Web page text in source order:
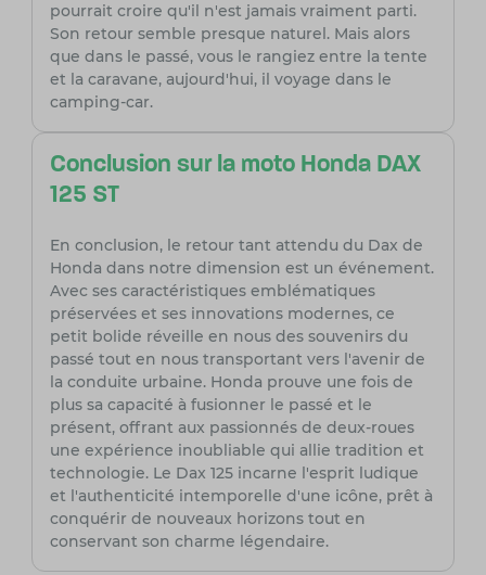
pourrait croire qu'il n'est jamais vraiment parti.
Son retour semble presque naturel. Mais alors
que dans le passé, vous le rangiez entre la tente
et la caravane, aujourd'hui, il voyage dans le
camping-car.
Conclusion sur la moto Honda DAX
125 ST
En conclusion, le retour tant attendu du Dax de
Honda dans notre dimension est un événement.
Avec ses caractéristiques emblématiques
préservées et ses innovations modernes, ce
petit bolide réveille en nous des souvenirs du
passé tout en nous transportant vers l'avenir de
la conduite urbaine. Honda prouve une fois de
plus sa capacité à fusionner le passé et le
présent, offrant aux passionnés de deux-roues
une expérience inoubliable qui allie tradition et
technologie. Le Dax 125 incarne l'esprit ludique
et l'authenticité intemporelle d'une icône, prêt à
conquérir de nouveaux horizons tout en
conservant son charme légendaire.